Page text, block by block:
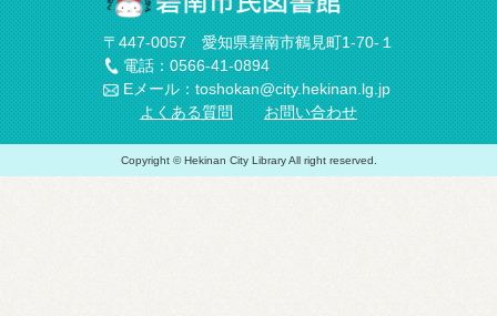
〒447-0057 愛知県碧南市鶴見町1-70-１
電話：0566-41-0894
Eメール：toshokan@city.hekinan.lg.jp
よくある質問
お問い合わせ
Copyright © Hekinan City Library All right reserved.